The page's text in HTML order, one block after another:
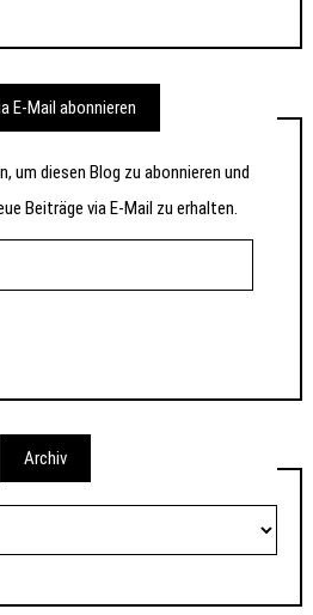
E-Mail abonnieren
um diesen Blog zu abonnieren und
Beiträge via E-Mail zu erhalten.
Archiv